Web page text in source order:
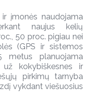
įmonės naudojama
naujus kelių
50 proc. pigiau nei
(GPS ir sistemos
metus planuojama
kokybiškesnes ir
pirkimų tarnyba
vykdant viešuosius